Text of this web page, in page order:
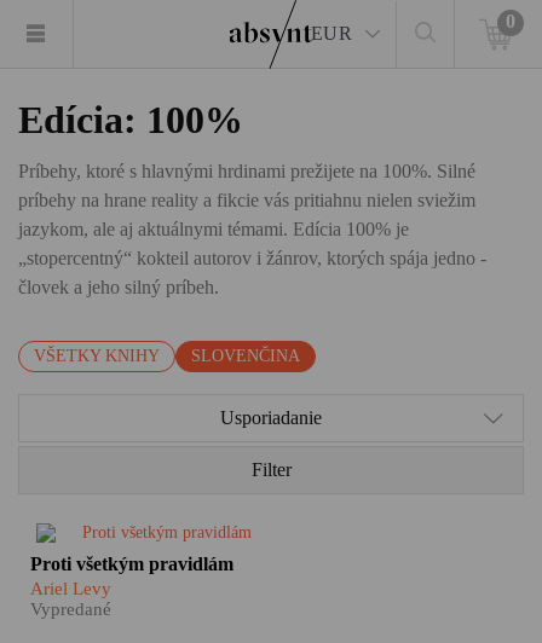
EUR
0
Edícia: 100%
Príbehy, ktoré s hlavnými hrdinami prežijete na 100%. Silné
príbehy na hrane reality a fikcie vás pritiahnu nielen sviežim
jazykom, ale aj aktuálnymi témami. Edícia 100% je
„stopercentný“ kokteil autorov i žánrov, ktorých spája jedno -
človek a jeho silný príbeh.
VŠETKY KNIHY SLOVENČINA
Usporiadanie
Filter
Ariel Levy vo svojom
autobiografickom románe
zachytáva nielen vlastný život,
ale aj našu komplikovanú
Proti všetkým pravidlám
Ariel Levy
Vypredané